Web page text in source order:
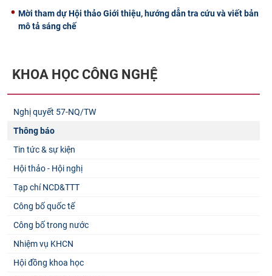
Mời tham dự Hội thảo Giới thiệu, hướng dẫn tra cứu và viết bản
mô tả sáng chế
KHOA HỌC CÔNG NGHỆ
Nghị quyết 57-NQ/TW
Thông báo
Tin tức & sự kiện
Hội thảo - Hội nghị
Tạp chí NCD&TTT
Công bố quốc tế
Công bố trong nước
Nhiệm vụ KHCN
Hội đồng khoa học